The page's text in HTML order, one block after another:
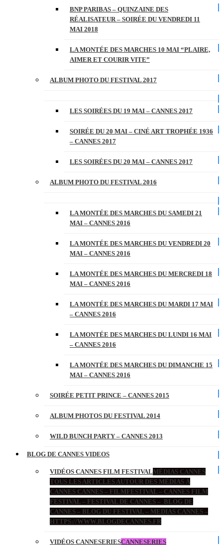
BNP PARIBAS – QUINZAINE DES
RÉALISATEUR – SOIRÉE DU VENDREDI 11
MAI 2018
LA MONTÉE DES MARCHES 10 MAI “PLAIRE,
AIMER ET COURIR VITE”
ALBUM PHOTO DU FESTIVAL 2017
LES SOIRÉES DU 19 MAI – CANNES 2017
SOIRÉE DU 20 MAI – CINÉ ART TROPHÉE 1936
– CANNES 2017
LES SOIRÉES DU 20 MAI – CANNES 2017
ALBUM PHOTO DU FESTIVAL 2016
LA MONTÉE DES MARCHES DU SAMEDI 21
MAI – CANNES 2016
LA MONTÉE DES MARCHES DU VENDREDI 20
MAI – CANNES 2016
LA MONTÉE DES MARCHES DU MERCREDI 18
MAI – CANNES 2016
LA MONTÉE DES MARCHES DU MARDI 17 MAI
– CANNES 2016
LA MONTÉE DES MARCHES DU LUNDI 16 MAI
– CANNES 2016
LA MONTÉE DES MARCHES DU DIMANCHE 15
MAI – CANNES 2016
SOIRÉE PETIT PRINCE – CANNES 2015
ALBUM PHOTOS DU FESTIVAL 2014
WILD BUNCH PARTY – CANNES 2013
BLOG DE CANNES VIDEOS
VIDÉOS CANNES FILM FESTIVALMÉDIAS CANNES
TOUS LES ARTICLES AUTOUR DES MÉDIAS À
CANNES CANNES – FILMFESTIVAL – CANNES FILM
FESTIVAL – FESTIVAL DE CANNES – BLOG DE
CANNES – BLOG DU FESTIVAL – MEDIAS CANNES –
HTTPS://WWW.BLOGDECANNES.FR
VIDÉOS CANNESERIESCANNESERIES